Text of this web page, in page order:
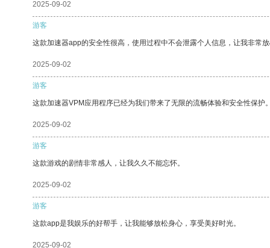
2025-09-02
游客
这款加速器app的安全性很高，使用过程中不会泄露个人信息，让我非常
2025-09-02
游客
这款加速器VPM应用程序已经为我们带来了无限的流畅体验和安全性保护
2025-09-02
游客
这款游戏的剧情非常感人，让我久久不能忘怀。
2025-09-02
游客
这款app是我娱乐的好帮手，让我能够放松身心，享受美好时光。
2025-09-02